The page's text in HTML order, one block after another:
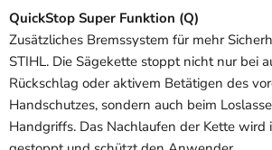
QuickStop Super Funktion (Q)
Zusätzliches Bremssystem für mehr
STIHL. Die Sägekette stoppt nicht nur bei
Rückschlag oder aktivem Betätigen des
Handschutzes, sondern auch beim
Handgriffs. Das Nachlaufen der Kette wird